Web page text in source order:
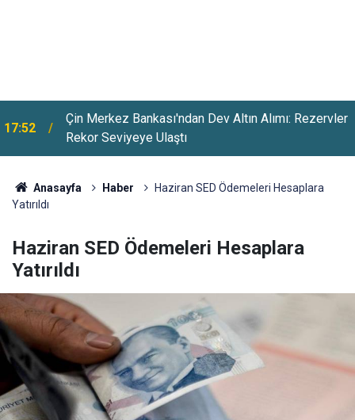
Rekor Seviyeye Ulaştı
17:26
Evim Sistemine Kısıtlama Geliyor: 1 Ekim'de Para
Ve Sözleşme Sınırı Başlıyor
Anasayfa Haber
Haziran SED Ödemeleri Hesaplara
Yatırıldı
Haziran SED Ödemeleri Hesaplara
Yatırıldı